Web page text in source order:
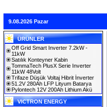
9.08.2026 Pazar
ÜRÜNLER
Off Grid Smart Inverter 7.2kW -
11kW
Satılık Konteyner Kabin
TommaTech PlusX Serie Inverter
11kW 48Volt
Trifaze Düşük Voltaj Hibrit İnverter
51.2V 280Ah LFP Lityum Batarya
Pylontech 12V 200Ah Lithium Akü
VICTRON ENERGY